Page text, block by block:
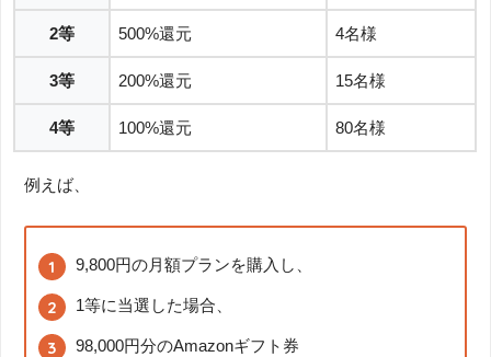
2等 500%還元 4名様
3等 200%還元 15名様
4等 100%還元 80名様
例えば、
9,800円の月額プランを購入し、
1等に当選した場合、
98,000円分のAmazonギフト券